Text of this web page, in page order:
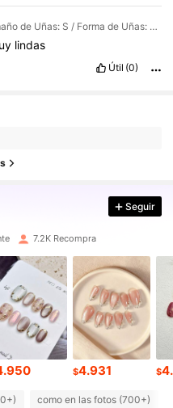
Color: Rosa / Tamaño de Uñas: S / Forma de Uñas: Oval
lindas
Útil (0)
Seguir
7.2K Recompra
$4.931 $
como en las fotos (700+)